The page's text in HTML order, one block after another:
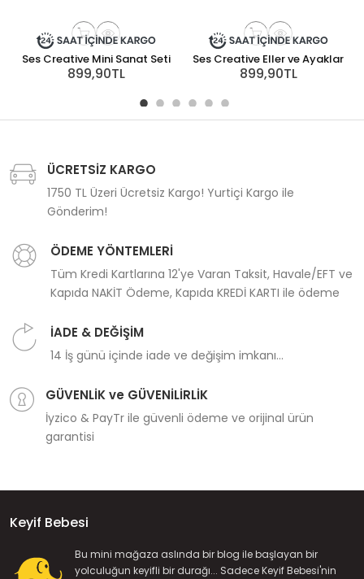
Ses Creative Mini Sanat Seti
899,90TL
Ses Creative Eller ve Ayaklar
899,90TL
ÜCRETSİZ KARGO
1750 TL Üzeri Ücretsiz Kargo! Yurtiçi Kargo ile
Gönderim!
ÖDEME YÖNTEMLERİ
Tüm Kredi Kartlarına 12'ye Varan Taksit, Havale/EFT ve
Kapıda NAKİT Ödeme, Kapıda KREDİ KARTI ile ödeme
İADE & DEĞİŞİM
14 İş günü içinde iade ve değişim imkanı...
GÜVENLİK ve GÜVENİLİRLİK
İyzico & PayTr ile güvenli ödeme ve orijinal ürün
garantisi
Keyif Bebesi
Bu mini mağaza aslında bir blog ile başlayan bir
yolculuğun keyifli bir durağı... Sadece Keyif Bebesi'nin